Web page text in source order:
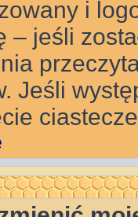
i
– jeśli
Jeśli